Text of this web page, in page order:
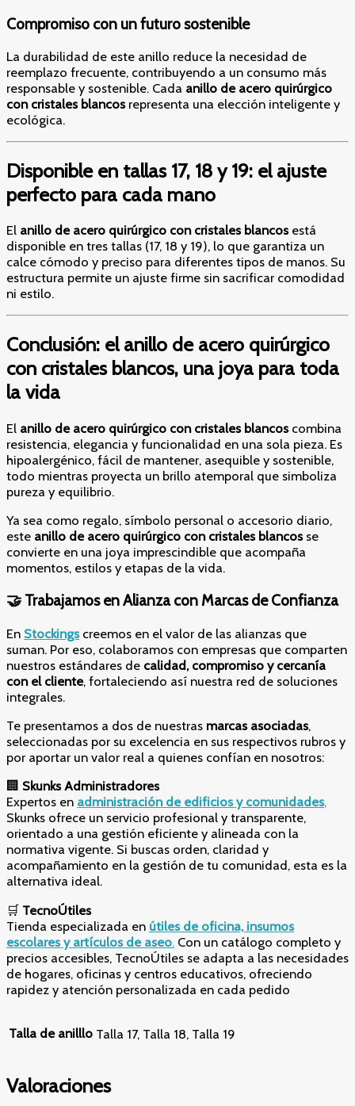
Compromiso con un futuro sostenible
La durabilidad de este anillo reduce la necesidad de
reemplazo frecuente, contribuyendo a un consumo más
responsable y sostenible. Cada anillo de acero quirúrgico
con cristales blancosrepresenta una elección inteligente y
ecológica.
Disponible en tallas 17, 18 y 19: el ajuste
perfecto para cada mano
El anillo de acero quirúrgico con cristales blancosestá
disponible en tres tallas (17, 18 y 19), lo que garantiza un
calce cómodo y preciso para diferentes tipos de manos. Su
estructura permite un ajuste firme sin sacrificar comodidad
ni estilo.
Conclusión: el anillo de acero quirúrgico
con cristales blancos, una joya para toda
la vida
El anillo de acero quirúrgico con cristales blancoscombina
resistencia, elegancia y funcionalidad en una sola pieza. Es
hipoalergénico, fácil de mantener, asequible y sostenible,
todo mientras proyecta un brillo atemporal que simboliza
pureza y equilibrio.
Ya sea como regalo, símbolo personal o accesorio diario,
este anillo de acero quirúrgico con cristales blancosse
convierte en una joya imprescindible que acompaña
momentos, estilos y etapas de la vida.
🤝 Trabajamos en Alianza con Marcas de Confianza
En Stockingscreemos en el valor de las alianzas que
suman. Por eso, colaboramos con empresas que comparten
nuestros estándares de calidad, compromiso y cercanía
con el cliente, fortaleciendo así nuestra red de soluciones
integrales.
Te presentamos a dos de nuestras marcas asociadas,
seleccionadas por su excelencia en sus respectivos rubros y
por aportar un valor real a quienes confían en nosotros:
🏢 Skunks Administradores
Expertos en administración de edificios y comunidades,
Skunks ofrece un servicio profesional y transparente,
orientado a una gestión eficiente y alineada con la
normativa vigente. Si buscas orden, claridad y
acompañamiento en la gestión de tu comunidad, esta es la
alternativa ideal.
🛒 TecnoÚtiles
Tienda especializada en útiles de oficina, insumos
escolares y artículos de aseo. Con un catálogo completo y
precios accesibles, TecnoÚtiles se adapta a las necesidades
de hogares, oficinas y centros educativos, ofreciendo
rapidez y atención personalizada en cada pedido
Talla de anilllo Talla 17, Talla 18, Talla 19
Valoraciones